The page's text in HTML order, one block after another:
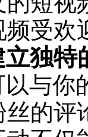
受欢
独特
与你
丝的